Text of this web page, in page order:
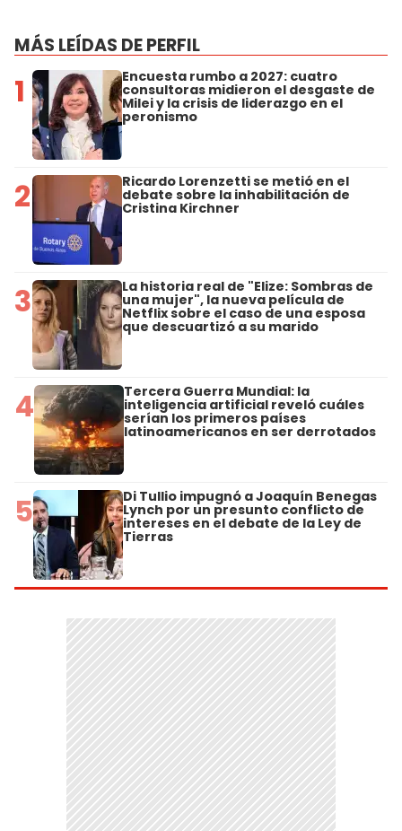
MÁS LEÍDAS DE PERFIL
1 Encuesta rumbo a 2027: cuatro
consultoras midieron el desgaste de
Milei y la crisis de liderazgo en el
peronismo
2 Ricardo Lorenzetti se metió en el
debate sobre la inhabilitación de
Cristina Kirchner
3 La historia real de "Elize: Sombras de
una mujer", la nueva película de
Netflix sobre el caso de una esposa
que descuartizó a su marido
4 Tercera Guerra Mundial: la
inteligencia artificial reveló cuáles
serían los primeros países
latinoamericanos en ser derrotados
5 Di Tullio impugnó a Joaquín Benegas
Lynch por un presunto conflicto de
intereses en el debate de la Ley de
Tierras